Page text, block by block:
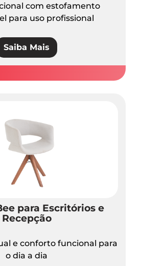
com estofamento
para uso profissional
Saiba Mais
para Escritórios e
Recepção
e conforto funcional para
o dia a dia